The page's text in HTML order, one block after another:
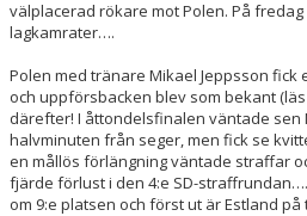
välplacerad rökare mot Polen. På
lagkamrater….
Polen med tränare Mikael Jeppsson fick
och uppförsbacken blev som bekant
därefter! I åttondelsfinalen väntade sen
halvminuten från seger, men fick se
en mållös förlängning väntade straffar
fjärde förlust i den 4:e SD-
om 9:e platsen och först ut är Estland på